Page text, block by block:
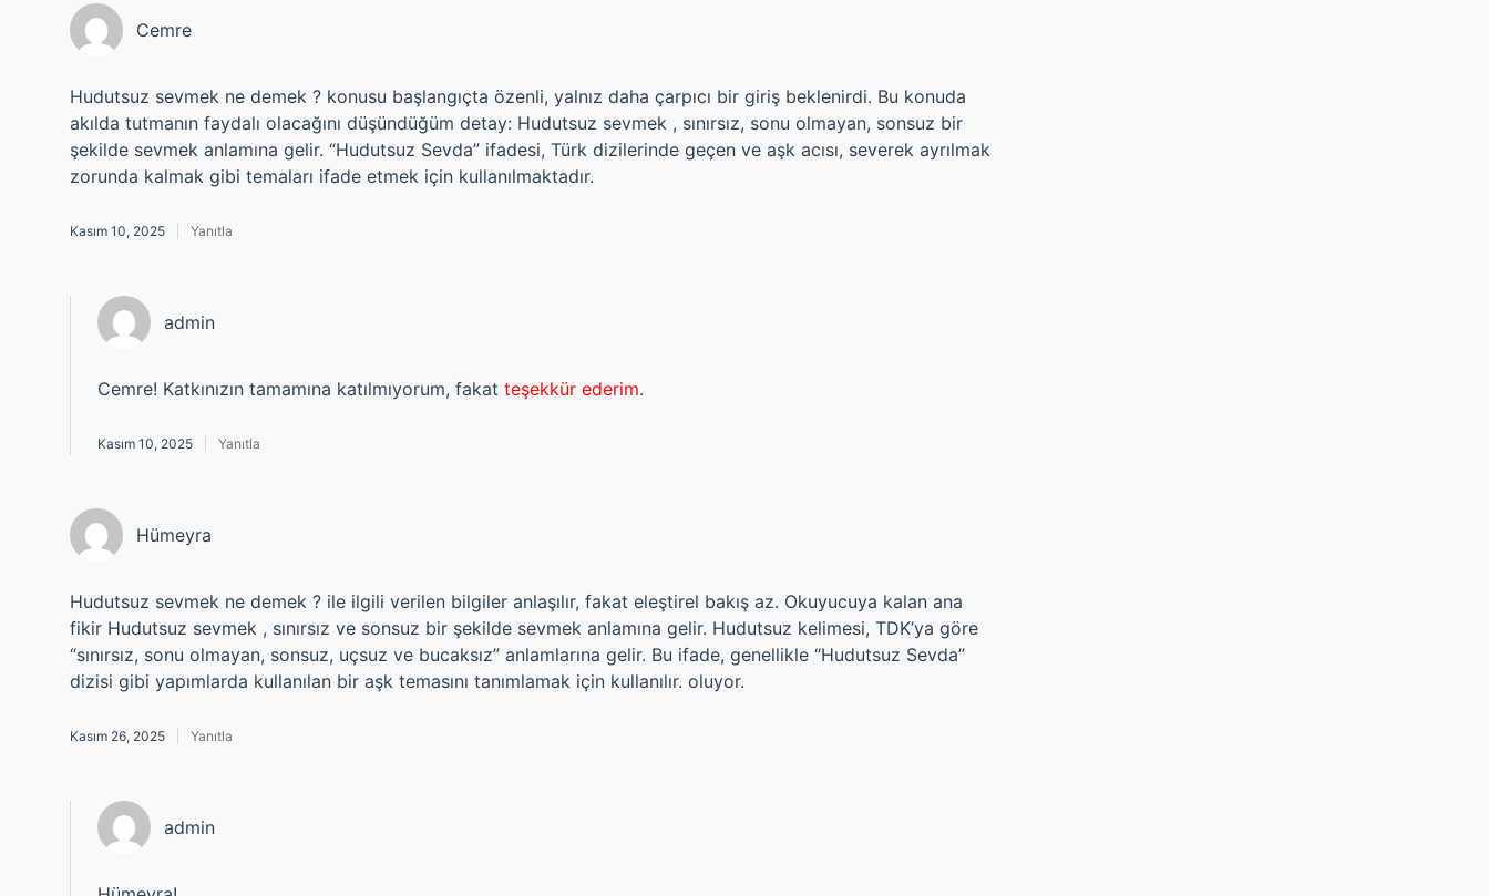
Cemre
Hudutsuz sevmek ne demek ? konusu başlangıçta özenli, yalnız daha çarpıcı bir giriş beklenirdi. Bu konuda
akılda tutmanın faydalı olacağını düşündüğüm detay: Hudutsuz sevmek , sınırsız, sonu olmayan, sonsuz bir
şekilde sevmek anlamına gelir. “Hudutsuz Sevda” ifadesi, Türk dizilerinde geçen ve aşk acısı, severek ayrılmak
zorunda kalmak gibi temaları ifade etmek için kullanılmaktadır.
Kasım 10, 2025 Yanıtla
admin
Cemre! Katkınızın tamamına katılmıyorum, fakat teşekkür ederim.
Kasım 10, 2025 Yanıtla
Hümeyra
Hudutsuz sevmek ne demek ? ile ilgili verilen bilgiler anlaşılır, fakat eleştirel bakış az. Okuyucuya kalan ana
fikir Hudutsuz sevmek , sınırsız ve sonsuz bir şekilde sevmek anlamına gelir. Hudutsuz kelimesi, TDK’ya göre
“sınırsız, sonu olmayan, sonsuz, uçsuz ve bucaksız” anlamlarına gelir. Bu ifade, genellikle “Hudutsuz Sevda”
dizisi gibi yapımlarda kullanılan bir aşk temasını tanımlamak için kullanılır. oluyor.
Kasım 26, 2025 Yanıtla
admin